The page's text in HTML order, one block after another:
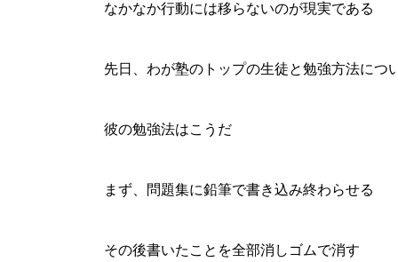
なかなか行動には移らないのが現実である
先日、わが塾のトップの生徒と勉強方法につ
彼の勉強法はこうだ
まず、問題集に鉛筆で書き込み終わらせる
その後書いたことを全部消しゴムで消す